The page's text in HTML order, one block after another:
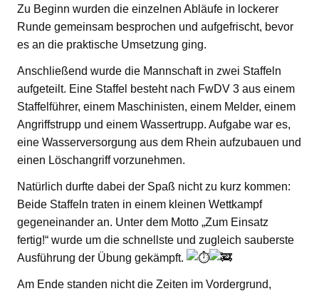
Zu Beginn wurden die einzelnen Abläufe in lockerer
Runde gemeinsam besprochen und aufgefrischt, bevor
es an die praktische Umsetzung ging.
Anschließend wurde die Mannschaft in zwei Staffeln
aufgeteilt. Eine Staffel besteht nach FwDV 3 aus einem
Staffelführer, einem Maschinisten, einem Melder, einem
Angriffstrupp und einem Wassertrupp. Aufgabe war es,
eine Wasserversorgung aus dem Rhein aufzubauen und
einen Löschangriff vorzunehmen.
Natürlich durfte dabei der Spaß nicht zu kurz kommen:
Beide Staffeln traten in einem kleinen Wettkampf
gegeneinander an. Unter dem Motto „Zum Einsatz
fertig!“ wurde um die schnellste und zugleich sauberste
Ausführung der Übung gekämpft.
Am Ende standen nicht die Zeiten im Vordergrund,